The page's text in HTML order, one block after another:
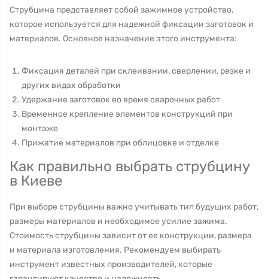
Струбцина представляет собой зажимное устройство,
которое используется для надежной фиксации заготовок и
материалов. Основное назначение этого инструмента:
Фиксация деталей при склеивании, сверлении, резке и
других видах обработки
Удержание заготовок во время сварочных работ
Временное крепление элементов конструкций при
монтаже
Прижатие материалов при облицовке и отделке
Как правильно выбрать струбцину
в Киеве
При выборе струбцины важно учитывать тип будущих работ,
размеры материалов и необходимое усилие зажима.
Стоимость струбцины зависит от ее конструкции, размера
и материала изготовления. Рекомендуем выбирать
инструмент известных производителей, которые